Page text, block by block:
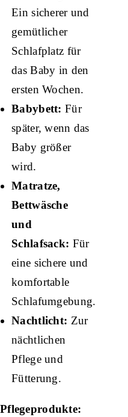
Ein sicherer und
gemütlicher
Schlafplatz für
das Baby in den
ersten Wochen.
Babybett: Für
später, wenn das
Baby größer
wird.
Matratze,
Bettwäsche
und
Schlafsack: Für
eine sichere und
komfortable
Schlafumgebung.
Nachtlicht: Zur
nächtlichen
Pflege und
Fütterung.